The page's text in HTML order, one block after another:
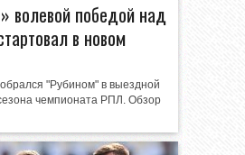
волевой победой над
в новом
"Рубином" в выездной
чемпионата РПЛ. Обзор